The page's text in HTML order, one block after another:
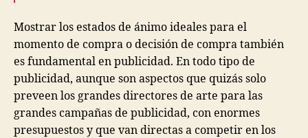
Mostrar los estados de ánimo ideales para el
momento de compra o decisión de compra también
es fundamental en publicidad. En todo tipo de
publicidad, aunque son aspectos que quizás solo
preveen los grandes directores de arte para las
grandes campañas de publicidad, con enormes
presupuestos y que van directas a competir en los